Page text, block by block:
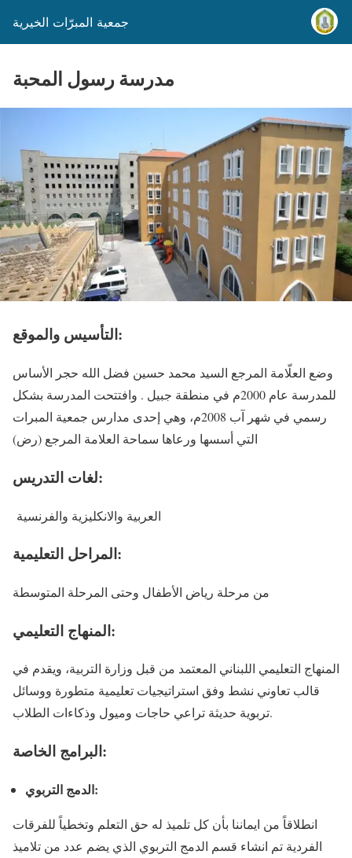
جمعية المبرّات الخيرية
مدرسة رسول المحبة
التأسيس والموقع:
وضع العلّامة المرجع السيد محمد حسين فضل الله حجر الأساس
للمدرسة عام 2000م في منطقة جبيل . وافتتحت المدرسة بشكل
رسمي في شهر آب 2008م، وهي إحدى مدارس جمعية المبرات
التي أسسها ورعاها سماحة العلامة المرجع (رض)
لغات التدريس:
العربية والانكليزية والفرنسية
المراحل التعليمية:
من مرحلة رياض الأطفال وحتى المرحلة المتوسطة
المنهاج التعليمي:
المنهاج التعليمي اللبناني المعتمد من قبل وزارة التربية، ويقدم في
قالب تعاوني نشط وفق استراتيجيات تعليمية متطورة ووسائل
تربوية حديثة تراعي حاجات وميول وذكاءات الطلاب.
البرامج الخاصة:
الدمج التربوي:
انطلاقاً من ايماننا بأن كل تلميذ له حق التعلم وتخطياً للفرقات
الفردية تم انشاء قسم الدمج التربوي الذي يضم عدد من تلاميذ